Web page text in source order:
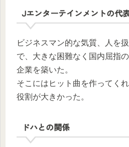
Jエンターテインメントの代
ビジネスマン的な気質、人を
で、大きな困難なく国内屈指
企業を築いた。
そこにはヒット曲を作ってく
役割が大きかった。
ドハとの関係